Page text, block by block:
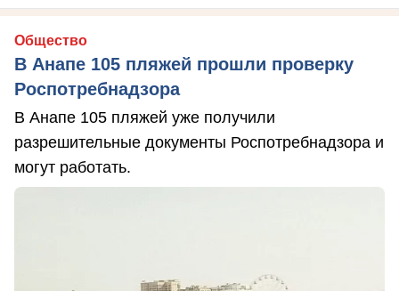
Общество
В Анапе 105 пляжей прошли проверку
Роспотребнадзора
В Анапе 105 пляжей уже получили
разрешительные документы Роспотребнадзора и
могут работать.